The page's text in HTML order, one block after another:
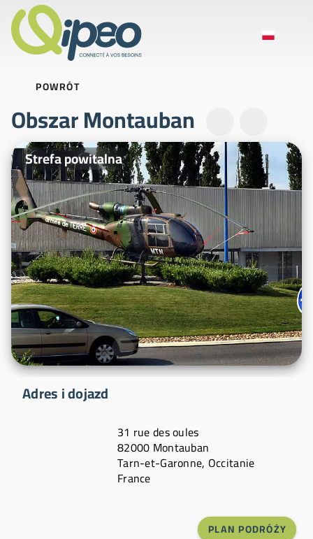
POWRÓT
Obszar Montauban
Zdjęcia ilustracyjne
Strefa powitalna
Adres i dojazd
31 rue des oules
82000 Montauban
Tarn-et-Garonne, Occitanie
France
PLAN PODRÓŻY